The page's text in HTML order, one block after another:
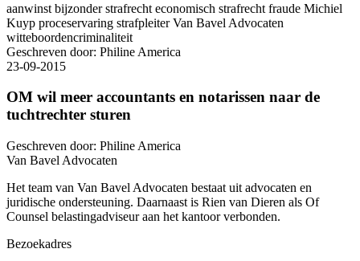
aanwinst bijzonder strafrecht economisch strafrecht fraude Michiel
Kuyp proceservaring strafpleiter Van Bavel Advocaten
witteboordencriminaliteit
Geschreven door: Philine America
23-09-2015
OM wil meer accountants en notarissen naar de
tuchtrechter sturen
Geschreven door: Philine America
Van Bavel Advocaten
Het team van Van Bavel Advocaten bestaat uit advocaten en
juridische ondersteuning. Daarnaast is Rien van Dieren als Of
Counsel belastingadviseur aan het kantoor verbonden.
Bezoekadres